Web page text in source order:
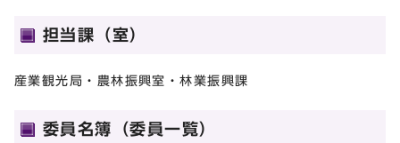
担当課（室）
産業観光局・農林振興室・林業振興課
委員名簿（委員一覧）